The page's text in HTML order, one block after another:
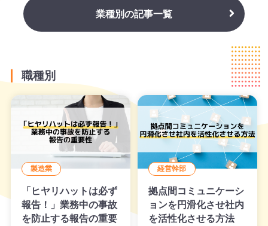
業種別の記事一覧
職種別
製造業
「ヒヤリハットは必ず
報告！」業務中の事故
を防止する報告の重要
経営幹部
拠点間コミュニケーシ
ョンを円滑化させ社内
を活性化させる方法